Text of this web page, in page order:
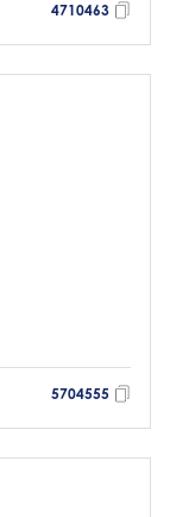
4710463
5704555